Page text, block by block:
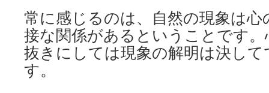
常に感じるのは、自然の現象は
接な関係があるということです
抜きにしては現象の解明は決し
す。